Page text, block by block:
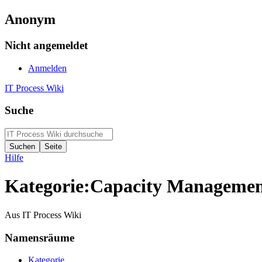
Anonym
Nicht angemeldet
Anmelden
IT Process Wiki
Suche
Hilfe
Kategorie:Capacity
Aus IT Process Wiki
Namensräume